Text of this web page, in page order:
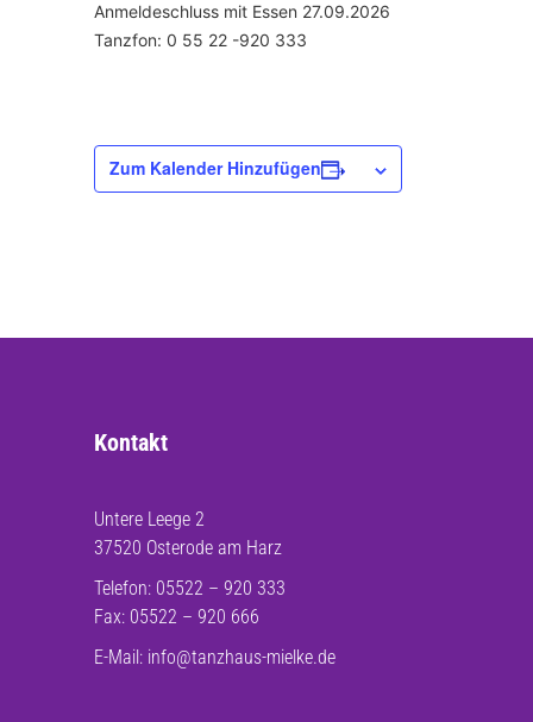
Anmeldeschluss mit Essen 27.09.2026
Tanzfon: 0 55 22 -920 333
Zum Kalender Hinzufügen
Kontakt
Untere Leege 2
37520 Osterode am Harz
Telefon: 05522 – 920 333
Fax: 05522 – 920 666
E-Mail: info@tanzhaus-mielke.de